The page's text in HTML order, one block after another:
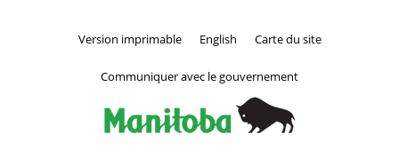
Version imprimable English Carte du site
Communiquer avec le gouvernement